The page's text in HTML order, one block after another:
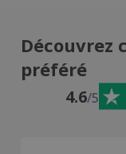
Découvrez
préféré
4.6/5